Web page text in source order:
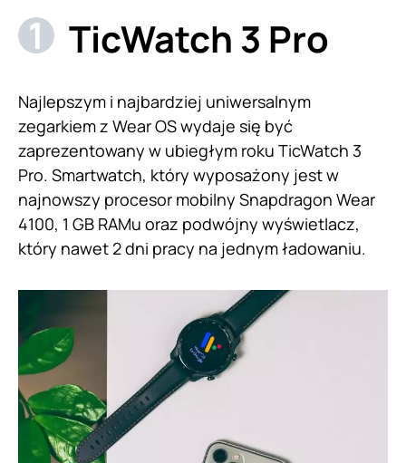
TicWatch 3 Pro
Najlepszym i najbardziej uniwersalnym
zegarkiem z Wear OS wydaje się być
zaprezentowany w ubiegłym roku TicWatch 3
Pro. Smartwatch, który wyposażony jest w
najnowszy procesor mobilny Snapdragon Wear
4100, 1 GB RAMu oraz podwójny wyświetlacz,
który nawet 2 dni pracy na jednym ładowaniu.